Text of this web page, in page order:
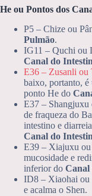
He ou Pontos dos
P5 – Chize ou
Pulmão.
IG11 – Quchi ou
Canal do
E36 – Zusanli ou
baixo, portanto, é
ponto He do
E37 – Shangjuxu
de fraqueza do
intestino e
Canal do
E39 – Xiajuxu ou
mucosidade e
inferior do Canal
ID8 – Xiaohai ou
e acalma o Shen.